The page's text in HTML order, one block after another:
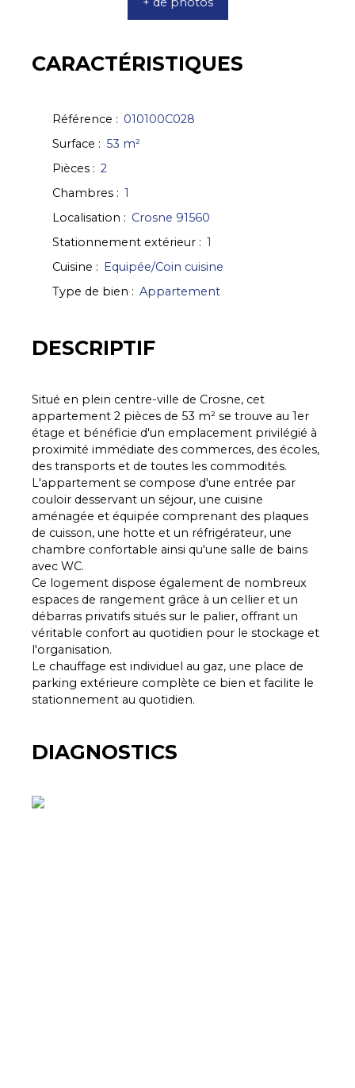
CARACTÉRISTIQUES
Référence : 010100C028
Surface : 53 m²
Pièces : 2
Chambres : 1
Localisation : Crosne 91560
Stationnement extérieur : 1
Cuisine : Equipée/Coin cuisine
Type de bien : Appartement
DESCRIPTIF
Situé en plein centre-ville de Crosne, cet
appartement 2 pièces de 53 m² se trouve au 1er
étage et bénéficie d'un emplacement privilégié à
proximité immédiate des commerces, des écoles,
des transports et de toutes les commodités.
L'appartement se compose d'une entrée par
couloir desservant un séjour, une cuisine
aménagée et équipée comprenant des plaques
de cuisson, une hotte et un réfrigérateur, une
chambre confortable ainsi qu'une salle de bains
avec WC.
Ce logement dispose également de nombreux
espaces de rangement grâce à un cellier et un
débarras privatifs situés sur le palier, offrant un
véritable confort au quotidien pour le stockage et
l'organisation.
Le chauffage est individuel au gaz, une place de
parking extérieure complète ce bien et facilite le
stationnement au quotidien.
DIAGNOSTICS